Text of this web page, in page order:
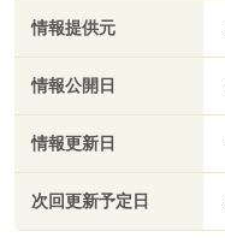
情報提供元
情報公開日
情報更新日
次回更新予定日